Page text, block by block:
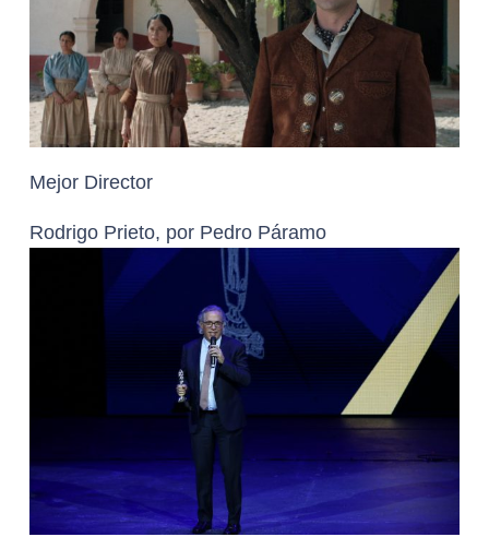
Mejor Director
Rodrigo Prieto, por Pedro Páramo